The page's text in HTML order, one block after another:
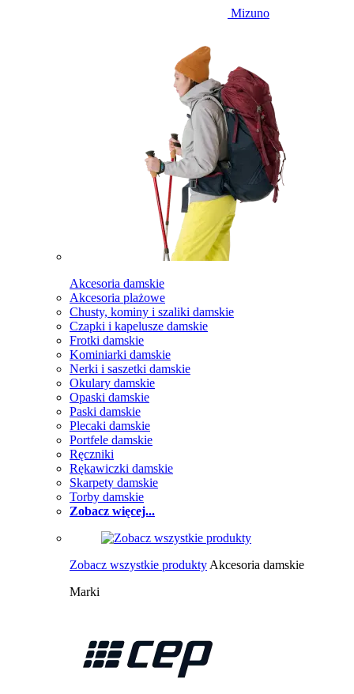
Mizuno
Akcesoria damskie
Akcesoria plażowe
Chusty, kominy i szaliki damskie
Czapki i kapelusze damskie
Frotki damskie
Kominiarki damskie
Nerki i saszetki damskie
Okulary damskie
Opaski damskie
Paski damskie
Plecaki damskie
Portfele damskie
Ręczniki
Rękawiczki damskie
Skarpety damskie
Torby damskie
Zobacz więcej...
Zobacz wszystkie produkty Akcesoria damskie
Marki